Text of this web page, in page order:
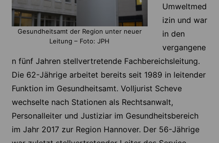
Gesundheitsamt der Region unter neuer
Leitung – Foto: JPH
Umweltmed
izin und war
in den
vergangene
n fünf Jahren stellvertretende Fachbereichsleitung.
Die 62-Jährige arbeitet bereits seit 1989 in leitender
Funktion im Gesundheitsamt. Volljurist Scheve
wechselte nach Stationen als Rechtsanwalt,
Personalleiter und Justiziar im Gesundheitsbereich
im Jahr 2017 zur Region Hannover. Der 56-Jährige